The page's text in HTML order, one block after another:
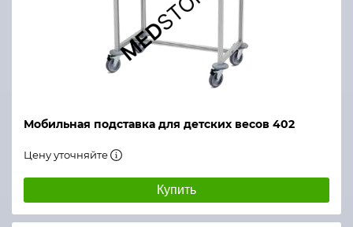
Мобильная подставка для детских весов 402
Цену уточняйте
Купить